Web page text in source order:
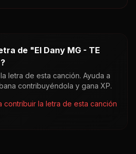
de "El Dany MG - TE
letra de esta canción. Ayuda a
contribuyéndola y gana XP.
contribuir la letra de esta canción